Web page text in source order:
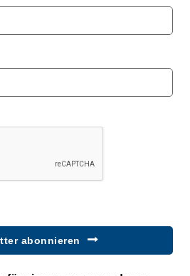
abonnieren